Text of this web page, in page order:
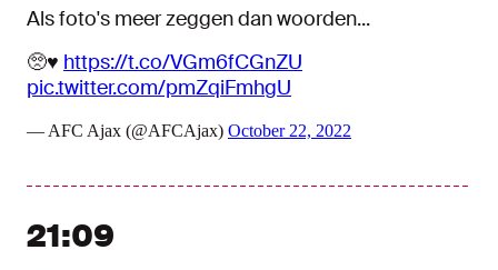
Als foto's meer zeggen dan woorden...
🥺♥️ https://t.co/VGm6fCGnZU
pic.twitter.com/pmZqiFmhgU
— AFC Ajax (@AFCAjax) October 22, 2022
21:09